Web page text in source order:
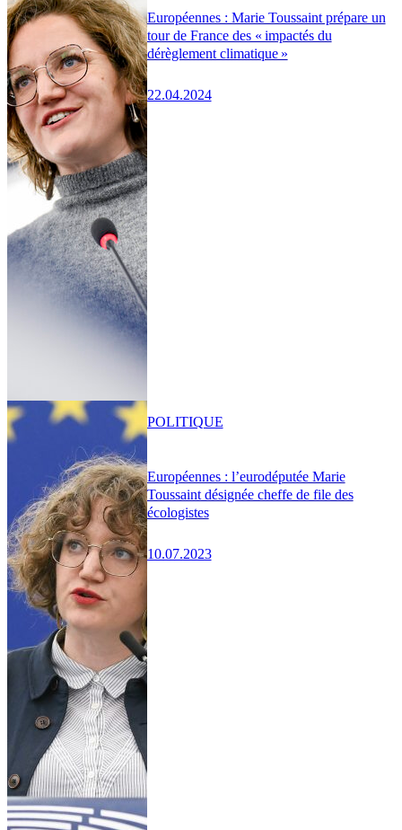
Européennes : Marie Toussaint prépare un
tour de France des « impactés du
dérèglement climatique »
22.04.2024
Européennes : l’eurodéputée Marie
Toussaint désignée cheffe de file des
écologistes
10.07.2023
POLITIQUE